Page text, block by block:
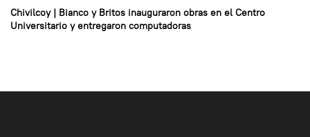
Chivilcoy | Bianco y Britos inauguraron obras en el Centro
Universitario y entregaron computadoras